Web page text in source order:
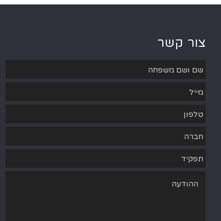
צור קשר